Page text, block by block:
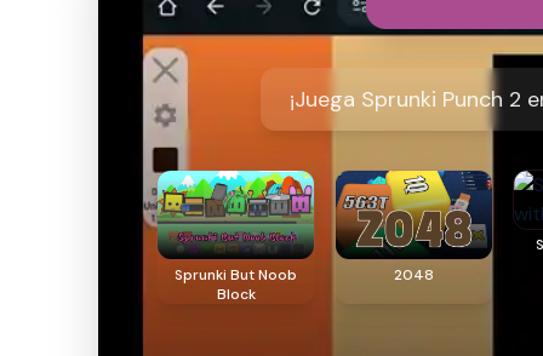
¡Juega Sprunki Punch 2
Sprunki But Noob
Block
2048